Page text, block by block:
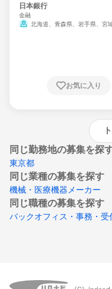
日本銀行
金融
北海道、青森県、岩手県、宮
崎県、熊本県、大分県、宮崎県、
お気に入り
同じ勤務地の募集を探
東京都
同じ業種の募集を探す
機械・医療機器メーカー
同じ職種の募集を探す
バックオフィス・事務・受